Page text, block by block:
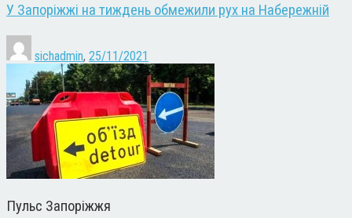
У Запоріжжі на тиждень обмежили рух на Набережній
sichadmin, 25/11/2021
Пульс Запоріжжя